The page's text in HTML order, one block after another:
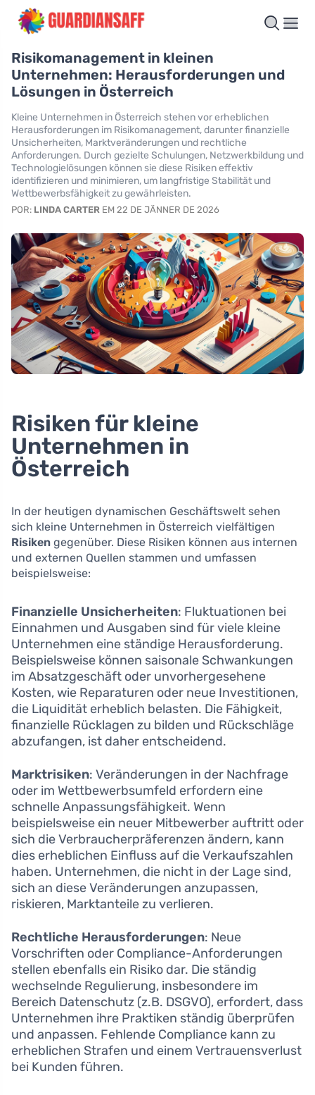
Risikomanagement in kleinen
Unternehmen: Herausforderungen und
Lösungen in Österreich
Kleine Unternehmen in Österreich stehen vor erheblichen
Herausforderungen im Risikomanagement, darunter finanzielle
Unsicherheiten, Marktveränderungen und rechtliche
Anforderungen. Durch gezielte Schulungen, Netzwerkbildung und
Technologielösungen können sie diese Risiken effektiv
identifizieren und minimieren, um langfristige Stabilität und
Wettbewerbsfähigkeit zu gewährleisten.
POR: LINDA CARTER EM 22 DE JÄNNER DE 2026
Risiken für kleine
Unternehmen in
Österreich
In der heutigen dynamischen Geschäftswelt sehen
sich kleine Unternehmen in Österreich vielfältigen
Risiken gegenüber. Diese Risiken können aus internen
und externen Quellen stammen und umfassen
beispielsweise:
Finanzielle Unsicherheiten: Fluktuationen bei
Einnahmen und Ausgaben sind für viele kleine
Unternehmen eine ständige Herausforderung.
Beispielsweise können saisonale Schwankungen
im Absatzgeschäft oder unvorhergesehene
Kosten, wie Reparaturen oder neue Investitionen,
die Liquidität erheblich belasten. Die Fähigkeit,
finanzielle Rücklagen zu bilden und Rückschläge
abzufangen, ist daher entscheidend.
Marktrisiken: Veränderungen in der Nachfrage
oder im Wettbewerbsumfeld erfordern eine
schnelle Anpassungsfähigkeit. Wenn
beispielsweise ein neuer Mitbewerber auftritt oder
sich die Verbraucherpräferenzen ändern, kann
dies erheblichen Einfluss auf die Verkaufszahlen
haben. Unternehmen, die nicht in der Lage sind,
sich an diese Veränderungen anzupassen,
riskieren, Marktanteile zu verlieren.
Rechtliche Herausforderungen: Neue
Vorschriften oder Compliance-Anforderungen
stellen ebenfalls ein Risiko dar. Die ständig
wechselnde Regulierung, insbesondere im
Bereich Datenschutz (z.B. DSGVO), erfordert, dass
Unternehmen ihre Praktiken ständig überprüfen
und anpassen. Fehlende Compliance kann zu
erheblichen Strafen und einem Vertrauensverlust
bei Kunden führen.